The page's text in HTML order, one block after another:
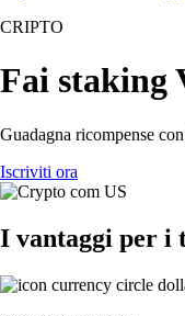
CRIPTO
Fai staking
Guadagna ricompense
Iscriviti ora
I vantaggi per i